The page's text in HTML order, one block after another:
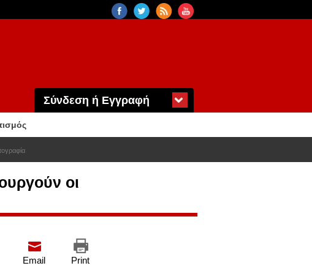
Σύνδεση ή Εγγραφή
οι
Print
Email